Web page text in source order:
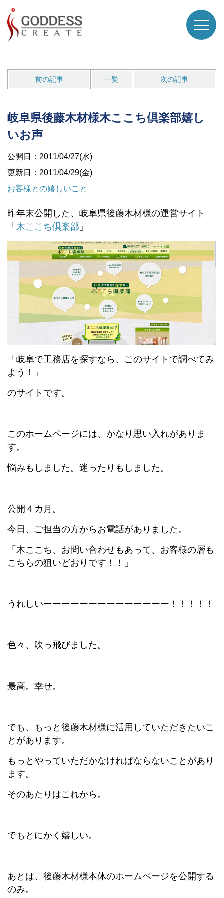
前の記事 一覧 次の記事
岐阜県後藤木材様木ここち倶楽部嬉し
いお声
公開日：2011/04/27(水)
更新日：2011/04/29(金)
お客様との嬉しいこと
昨年末公開した、岐阜県後藤木材様の運営サイト
「 木ここち倶楽部 」
「岐阜で工務店を探すなら、このサイトで調べてみ
よう！」
のサイトです。
このホームページには、かなり思い入れがありま
す。
悩みもしました。迷ったりもしました。
公開４カ月。
今日、ご担当の方からお電話がありました。
「木ここち、お問い合わせもあって、お客様の層も
こちらの狙いどおりです！！」
うれしいーーーーーーーーーーーーーー！！！！！
色々、吹っ飛びました。
最高。幸せ。
でも、もっと後藤木材様に活用していただきたいこ
とがあります。
もっとやっていただかなければならないことがあり
ます。
そのあたりはこれから。
でもとにかく嬉しい。
あとは、後藤木材様本体のホームページを公開する
のみ。